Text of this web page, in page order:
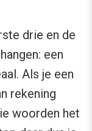
drie en de
een
Als je een
rekening
woorden het